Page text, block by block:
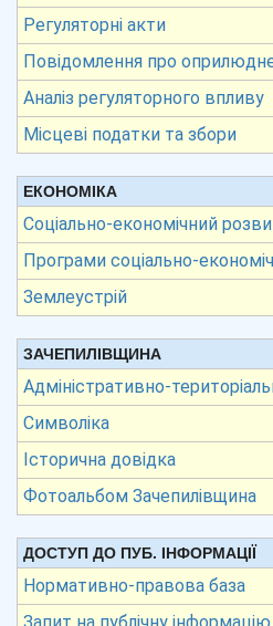
Регуляторні акти
Повідомлення про
Аналіз регуляторного впливу
Місцеві податки та збори
ЕКОНОМІКА
Соціально-економічний
Програми соціально-
Землеустрій
ЗАЧЕПИЛІВЩИНА
Адміністративно-
Символіка
Історична довідка
Фотоальбом Зачепилівщина
ДОСТУП ДО ПУБ. ІНФОРМАЦІЇ
Нормативно-правова база